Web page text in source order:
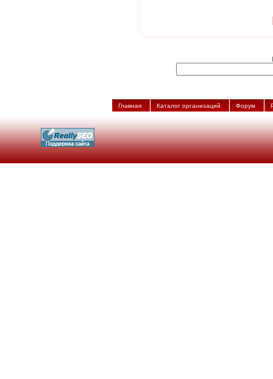
Главная Каталог организаций Форум